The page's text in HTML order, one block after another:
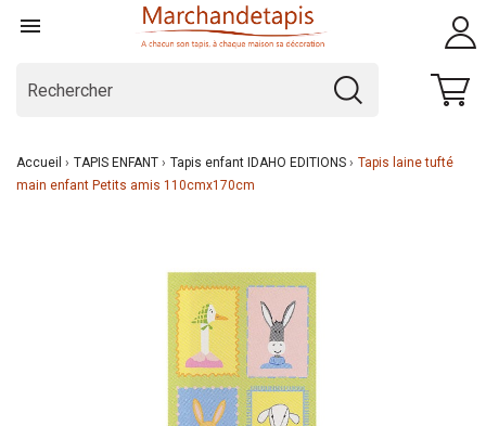

Accueil TAPIS ENFANT Tapis enfant IDAHO EDITIONS
Tapis laine tufté
main enfant Petits amis 110cmx170cm